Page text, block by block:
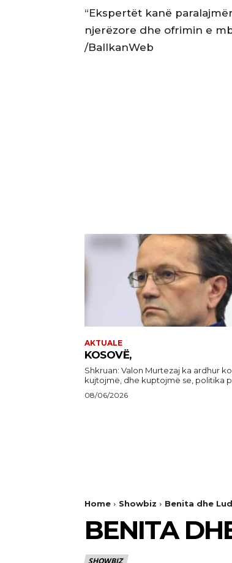
“Ekspertët kanë
njerëzore dhe ofrimin e
/BallkanWeb
AKTUALE
KOSOVË,
Shkruan: Valon Murtezaj ka ardhur koha që të
kujtojmë, dhe kuptojmë se, politika
08/06/2026